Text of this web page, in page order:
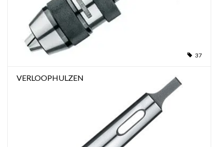
37
VERLOOPHULZEN